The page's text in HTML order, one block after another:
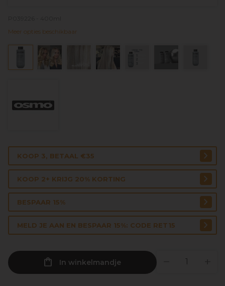
Meer opties beschikbaar
KOOP 3, BETAAL €35
KOOP 2+ KRIJG 20% KORTING
BESPAAR 15%
MELD JE AAN EN BESPAAR 15%: CODE RET15
In winkelmandje